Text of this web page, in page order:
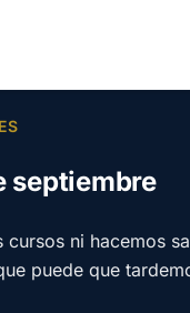
septiembre
ni hacemos
puede que